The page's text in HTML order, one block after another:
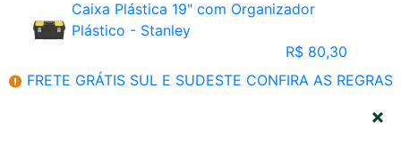
Caixa Plástica 19" com Organizador
Plástico - Stanley
R$ 80,30
FRETE GRÁTIS SUL E SUDESTE CONFIRA AS REGRAS